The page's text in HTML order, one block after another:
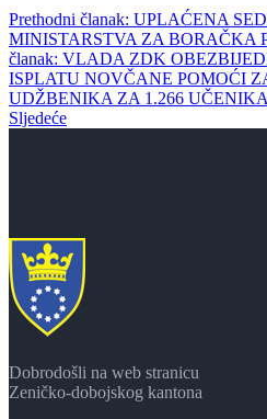
Prethodni članak: UPLAĆENA
MINISTARSTVA ZA BORAČKA
članak: VLADA ZDK
ISPLATU NOVČANE POMOĆI
UDŽBENIKA ZA 1.266
Sljedeće
Dobrodošli na web stranicu
Zeničko-dobojskog kantona